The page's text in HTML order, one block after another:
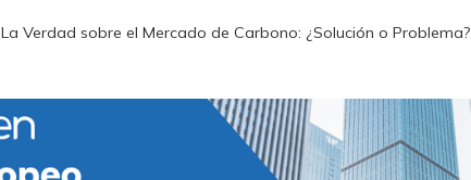
La Verdad sobre el Mercado de Carbono: ¿Solución o Problema?